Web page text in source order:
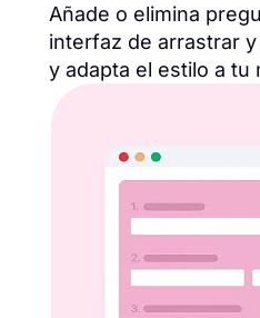
Añade o elimina
interfaz de arrastrar
y adapta el estilo a tu